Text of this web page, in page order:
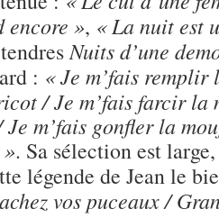
encore », « La nuit est
Nuits d’une
: « Je m’fais remplir
/ Je m’fais farcir la
m’fais gonfler la
. Sa sélection est
légende de Jean le
vos puceaux /